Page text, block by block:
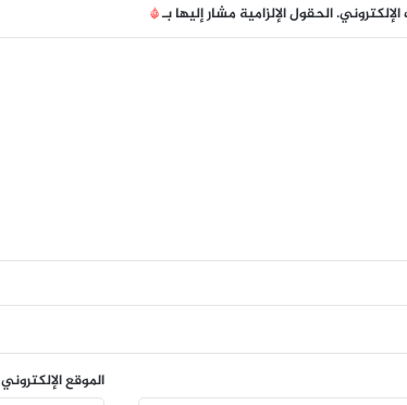
الحقول الإلزامية مشار إليها بـ*
الموقع الإلكتروني